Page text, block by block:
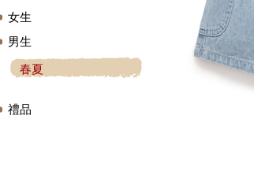
女生
男生
春夏
禮品